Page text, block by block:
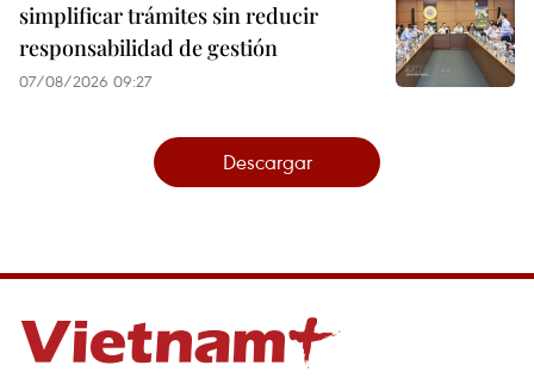
simplificar trámites sin reducir
responsabilidad de gestión
07/08/2026 09:27
Descargar